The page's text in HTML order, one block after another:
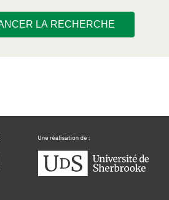
LA RECHERCHE